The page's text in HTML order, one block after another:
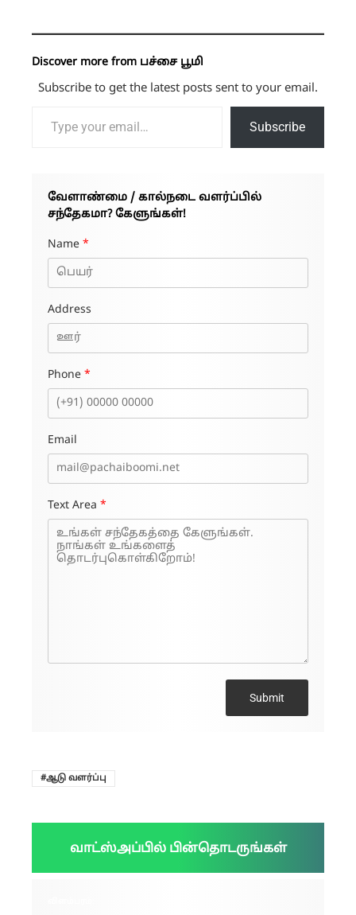
Discover more from பச்சை பூமி
Subscribe to get the latest posts sent to your email.
Subscribe
வேளாண்மை / கால்நடை வளர்ப்பில்
சந்தேகமா? கேளுங்கள்!
Name *
Address
Phone *
Email
Text Area *
Submit
ஆடு வளர்ப்பு
வாட்ஸ்அப்பில் பின்தொடருங்கள்